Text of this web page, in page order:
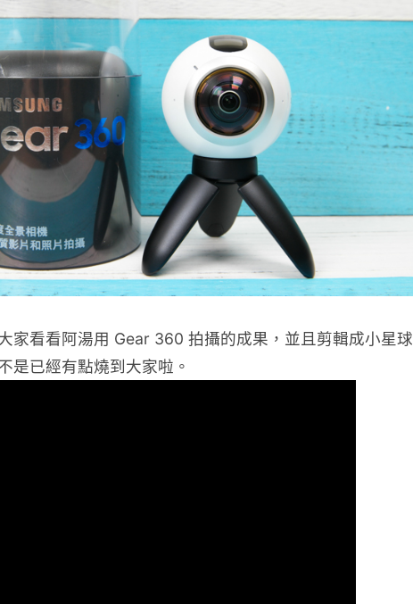
家看看阿湯用 Gear 360 拍攝的成果，並且剪輯成小星球
是已經有點燒到大家啦。